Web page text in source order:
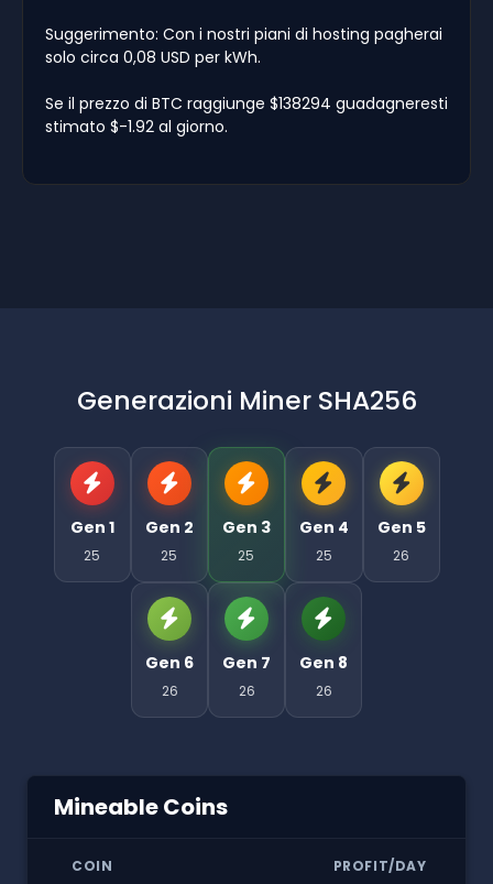
Suggerimento: Con i nostri piani di hosting pagherai
solo circa 0,08 USD per kWh.
Se il prezzo di BTC raggiunge $138294 guadagneresti
stimato $-1.92 al giorno.
Generazioni Miner SHA256
Gen 1
25
Gen 2
25
Gen 3
25
Gen 4
25
Gen 5
26
Gen 6
26
Gen 7
26
Gen 8
26
Mineable Coins
COIN PROFIT/DAY